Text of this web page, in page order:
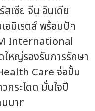
สเซีย จีน อินเดีย
อมิเรตส์ พร้อมปัก
International
หญ่รองรับการรักษา
Care จ่อปั้น
กระโดด มั่นใจปี
บาท